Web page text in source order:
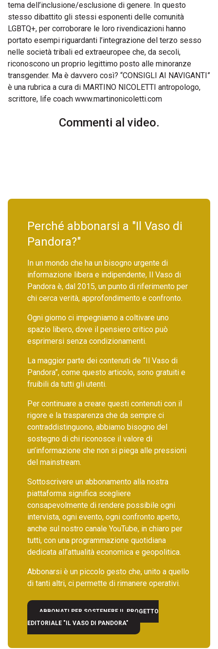
tema dell’inclusione/esclusione di genere. In questo
stesso dibattito gli stessi esponenti delle comunità
LGBTQ+, per corroborare le loro rivendicazioni hanno
portato esempi riguardanti l’integrazione del terzo sesso
nelle società tribali ed extraeuropee che, da secoli,
riconoscono un proprio legittimo posto alle minoranze
transgender. Ma è davvero così? “CONSIGLI AI NAVIGANTI”
è una rubrica a cura di MARTINO NICOLETTI antropologo,
scrittore, life coach www.martinonicoletti.com
Commenti al video.
Perché abbonarsi a "Il Vaso di
Pandora?"
In un mondo che ha un bisogno urgente di
informazione libera e indipendente, Il Vaso di
Pandora è, dal 2015, un punto di riferimento per
chi cerca verità, approfondimento e confronto.
Ogni giorno ci impegniamo a coltivare uno
spazio libero, dove il pensiero critico può
esprimersi senza condizionamenti.
La maggior parte dei contenuti de “Il Vaso di
Pandora”, come questo articolo, sono gratuiti e
fruibili da tutti gli utenti.
Per continuare a creare questi contenuti con il
rigore e la trasparenza che da sempre ci
contraddistinguono, abbiamo bisogno del
sostegno di chi riconosce il valore di
un’informazione che non si piega alle pressioni
del mainstream.
Sottoscrivere un abbonamento alla nostra
piattaforma significa scegliere
consapevolmente di rendere possibile ogni
intervista, ogni evento, ogni confronto aperto,
anche sul nostro canale YouTube, in chiaro per
tutti, con una programmazione quotidiana
dedicata all’attualità economica e geopolitica.
Abbonarsi è un piccolo gesto che, unito a quello
di tanti altri, ci permette di rimanere operativi.
ABBONATI PER SOSTENERE IL PROGETTO
EDITORIALE "IL VASO DI PANDORA"